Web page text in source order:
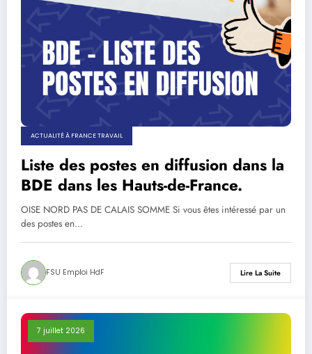
ACTUALITÉ À FRANCE TRAVAIL
Liste des postes en diffusion dans la
BDE dans les Hauts-de-France.
OISE NORD PAS DE CALAIS SOMME Si vous êtes intéressé par un
des postes en…
FSU Emploi HdF Lire La Suite
7 juillet 2026